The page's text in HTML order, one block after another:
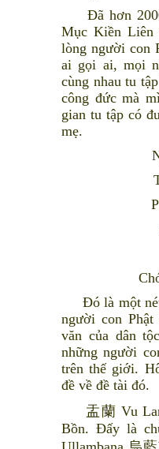
Đã hơn 2000
Mục Kiền Liên
lòng người con
ai gọi ai, mọi
cùng nhau tu
công đức mà
gian tu tập có
mẹ.
Đó là một nét
người con
văn của dân
những người
trên thế giới.
đề về đề tài đó.
盂蘭 Vu Lan
Bồn. Đấy là